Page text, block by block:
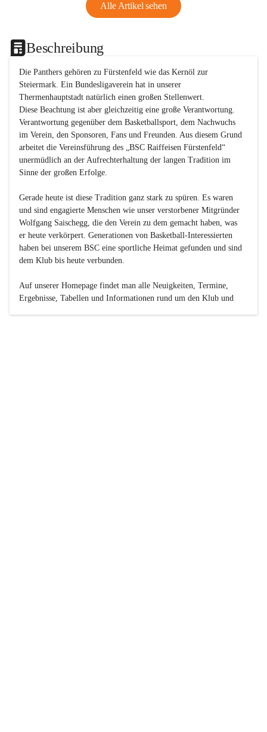
Alle Artikel sehen
Beschreibung
Die Panthers gehören zu Fürstenfeld wie das Kernöl zur
Steiermark. Ein Bundesligaverein hat in unserer
Thermenhauptstadt natürlich einen großen Stellenwert.
Diese Beachtung ist aber gleichzeitig eine große Verantwortung.
Verantwortung gegenüber dem Basketballsport, dem Nachwuchs
im Verein, den Sponsoren, Fans und Freunden. Aus diesem Grund
arbeitet die Vereinsführung des „BSC Raiffeisen Fürstenfeld“
unermüdlich an der Aufrechterhaltung der langen Tradition im
Sinne der großen Erfolge.
Gerade heute ist diese Tradition ganz stark zu spüren. Es waren
und sind engagierte Menschen wie unser verstorbener Mitgründer
Wolfgang Saischegg, die den Verein zu dem gemacht haben, was
er heute verkörpert. Generationen von Basketball-Interessierten
haben bei unserem BSC eine sportliche Heimat gefunden und sind
dem Klub bis heute verbunden.
Auf unserer Homepage findet man alle Neuigkeiten, Termine,
Ergebnisse, Tabellen und Informationen rund um den Klub und